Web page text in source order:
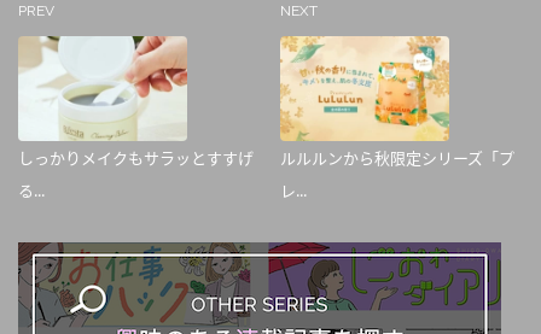
PREV
しっかりメイクもサラッとすすげ
る...
NEXT
ルルルンから秋限定シリーズ「プ
レ...